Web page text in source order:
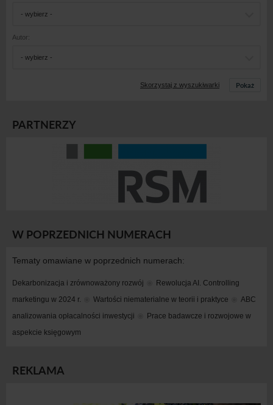
- wybierz -
Autor:
- wybierz -
Skorzystaj z wyszukiwarki Pokaż
PARTNERZY
W POPRZEDNICH NUMERACH
Tematy omawiane w poprzednich numerach:
Dekarbonizacja i zrównoważony rozwój
Rewolucja AI. Controlling
marketingu w 2024 r.
Wartości niematerialne w teorii i praktyce
ABC
analizowania opłacalności inwestycji
Prace badawcze i rozwojowe w
aspekcie księgowym
REKLAMA